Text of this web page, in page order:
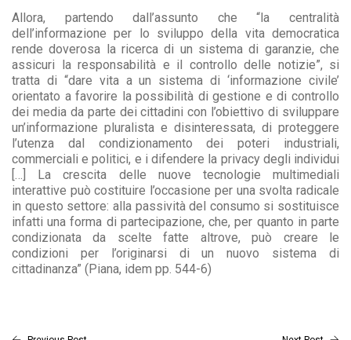
Allora, partendo dall’assunto che “la centralità
dell’informazione per lo sviluppo della vita democratica
rende doverosa la ricerca di un sistema di garanzie, che
assicuri la responsabilità e il controllo delle notizie”, si
tratta di “dare vita a un sistema di ‘informazione civile’
orientato a favorire la possibilità di gestione e di controllo
dei media da parte dei cittadini con l’obiettivo di sviluppare
un’informazione pluralista e disinteressata, di proteggere
l’utenza dal condizionamento dei poteri industriali,
commerciali e politici, e i difendere la privacy degli individui
[…] La crescita delle nuove tecnologie multimediali
interattive può costituire l’occasione per una svolta radicale
in questo settore: alla passività del consumo si sostituisce
infatti una forma di partecipazione, che, per quanto in parte
condizionata da scelte fatte altrove, può creare le
condizioni per l’originarsi di un nuovo sistema di
cittadinanza” (Piana, idem pp. 544-6)